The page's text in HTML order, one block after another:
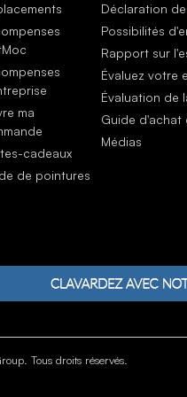
ma
cadeaux
de pointures
Déclaration
Possibilités
Rapport sur
Évaluez votre
Évaluation de
Guide d'achat
Médias
Tous droits réservés.